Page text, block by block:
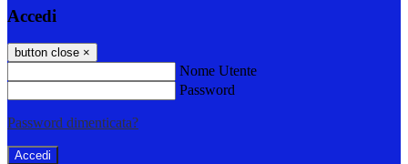
Accedi
button close ×
Nome Utente
Password
Password dimenticata?